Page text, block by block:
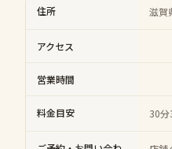
住所 滋賀
アクセス
営業時間
料金目安 30